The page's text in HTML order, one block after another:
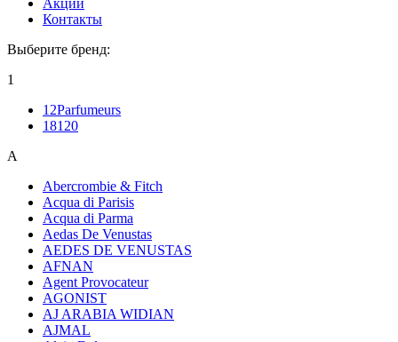
Контакты
Выберите бренд:
1
12Parfumeurs
18120
A
Abercrombie & Fitch
Acqua di Parisis
Acqua di Parma
Aedas De Venustas
AEDES DE VENUSTAS
AFNAN
Agent Provocateur
AGONIST
AJ ARABIA WIDIAN
AJMAL